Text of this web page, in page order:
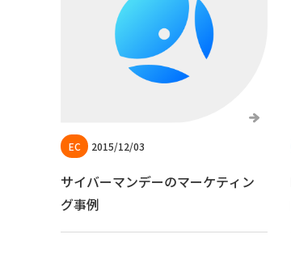
2015/12/03
サイバーマンデーのマーケティン
グ事例